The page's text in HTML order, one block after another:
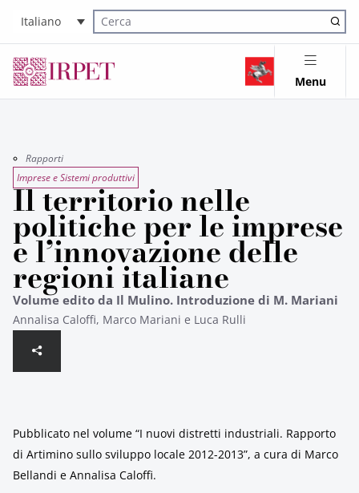
Italiano
Cerca nel sito
Menu
Rapporti
Imprese e Sistemi produttivi
Il territorio nelle
politiche per le imprese
e l’innovazione delle
regioni italiane
Volume edito da Il Mulino. Introduzione di M. Mariani
Annalisa Caloffi, Marco Mariani e Luca Rulli
Pubblicato nel volume “I nuovi distretti industriali. Rapporto
di Artimino sullo sviluppo locale 2012-2013”, a cura di Marco
Bellandi e Annalisa Caloffi.